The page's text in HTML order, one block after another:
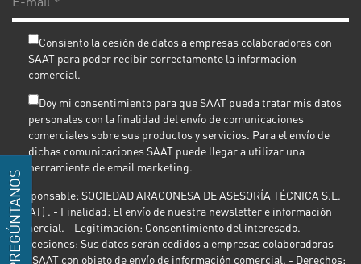
PREGÚNTANOS
Consiento la cesión de datos a empresas colaboradoras con
SAAT para poder recibir correctamente la información
comercial.
Doy mi consentimiento para que SAAT pueda tratar mis datos
personales con la finalidad del envío de comunicaciones
comerciales sobre sus productos y servicios. Para el envío de
dichas comunicaciones SAAT puede llegar a utilizar una
herramienta de email marketing.
Responsable: SOCIEDAD ARAGONESA DE ASESORÍA TÉCNICA S.L.
(SAAT) . - Finalidad: El envío de nuestra newsletter e información
comercial. - Legitimación: Consentimiento del interesado. -
Concesiones: Sus datos serán cedidos a empresas colaboradoras
con SAAT con objeto de envío de información comercial. - Derechos: